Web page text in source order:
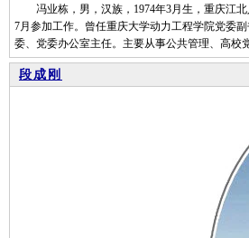
冯业栋，男，汉族，1974年3月生，重庆江北
7月参加工作。曾任重庆大学动力工程学院党委
委、党委办公室主任。主要从事公共管理、高
段成刚